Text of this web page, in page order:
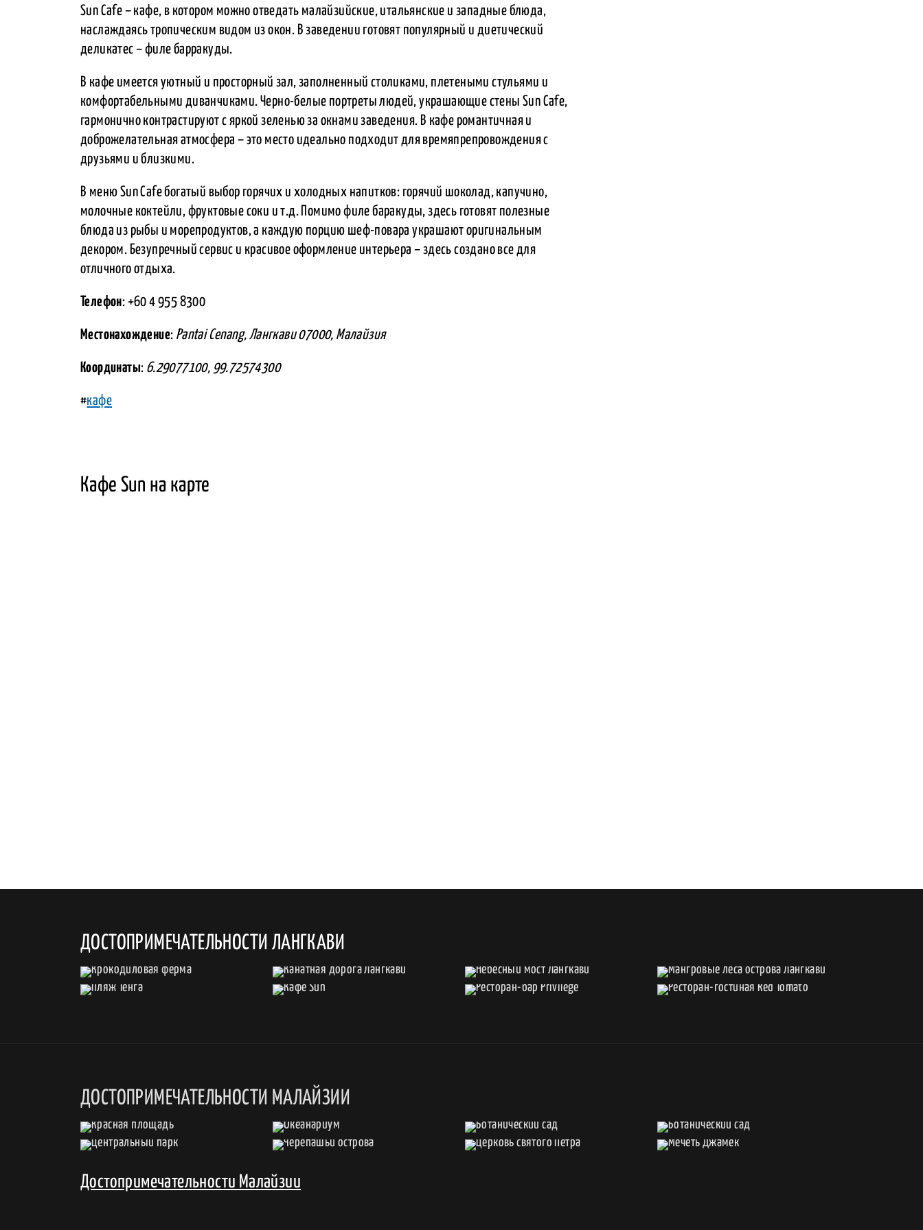
Sun Cafe – кафе, в котором можно отведать малайзийские, итальянские и западные блюда,
наслаждаясь тропическим видом из окон. В заведении готовят популярный и диетический
деликатес – филе барракуды.
В кафе имеется уютный и просторный зал, заполненный столиками, плетеными стульями и
комфортабельными диванчиками. Черно-белые портреты людей, украшающие стены Sun Cafe,
гармонично контрастируют с яркой зеленью за окнами заведения. В кафе романтичная и
доброжелательная атмосфера – это место идеально подходит для времяпрепровождения с
друзьями и близкими.
В меню Sun Cafe богатый выбор горячих и холодных напитков: горячий шоколад, капучино,
молочные коктейли, фруктовые соки и т.д. Помимо филе баракуды, здесь готовят полезные
блюда из рыбы и морепродуктов, а каждую порцию шеф-повара украшают оригинальным
декором. Безупречный сервис и красивое оформление интерьера – здесь создано все для
отличного отдыха.
Телефон: +60 4 955 8300
Местонахождение: Pantai Cenang, Лангкави 07000, Малайзия
Координаты: 6.29077100, 99.72574300
#кафе
Кафе Sun на карте
ДОСТОПРИМЕЧАТЕЛЬНОСТИ ЛАНГКАВИ
ДОСТОПРИМЕЧАТЕЛЬНОСТИ МАЛАЙЗИИ
Достопримечательности Малайзии